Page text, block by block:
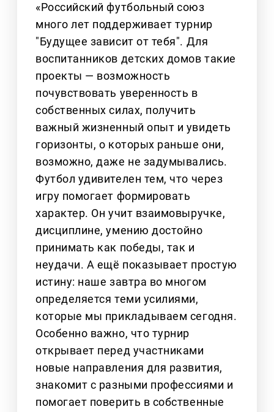
«Российский футбольный союз
много лет поддерживает турнир
"Будущее зависит от тебя". Для
воспитанников детских домов такие
проекты — возможность
почувствовать уверенность в
собственных силах, получить
важный жизненный опыт и увидеть
горизонты, о которых раньше они,
возможно, даже не задумывались.
Футбол удивителен тем, что через
игру помогает формировать
характер. Он учит взаимовыручке,
дисциплине, умению достойно
принимать как победы, так и
неудачи. А ещё показывает простую
истину: наше завтра во многом
определяется теми усилиями,
которые мы прикладываем сегодня.
Особенно важно, что турнир
открывает перед участниками
новые направления для развития,
знакомит с разными профессиями и
помогает поверить в собственные